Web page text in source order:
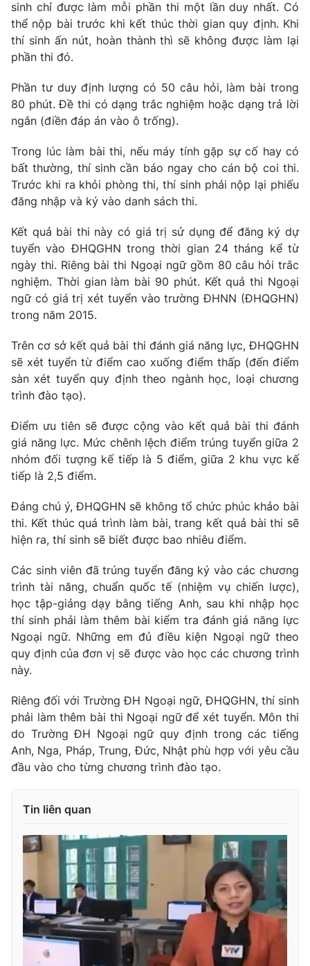
Liên hệ quảng cáo:024-7300.7108
thuận bằng văn bản. Ghi rõ nguồn VTV.vn khi phát hành lại
thông tin từ website này.
sinh chỉ được làm mỗi phần thi một lần duy nhất. Có
thể nộp bài trước khi kết thúc thời gian quy định. Khi
thí sinh ấn nút, hoàn thành thì sẽ không được làm lại
phần thi đó.
Phần tư duy định lượng có 50 câu hỏi, làm bài trong
80 phút. Đề thi có dạng trắc nghiệm hoặc dạng trả lời
ngắn (điền đáp án vào ô trống).
Trong lúc làm bài thi, nếu máy tính gặp sự cố hay có
bất thường, thí sinh cần báo ngay cho cán bộ coi thi.
Trước khi ra khỏi phòng thi, thí sinh phải nộp lại phiếu
đăng nhập và ký vào danh sách thi.
Kết quả bài thi này có giá trị sử dụng để đăng ký dự
tuyển vào ĐHQGHN trong thời gian 24 tháng kể từ
ngày thi. Riêng bài thi Ngoại ngữ gồm 80 câu hỏi trắc
nghiệm. Thời gian làm bài 90 phút. Kết quả thi Ngoại
ngữ có giá trị xét tuyển vào trường ĐHNN (ĐHQGHN)
trong năm 2015.
Trên cơ sở kết quả bài thi đánh giá năng lực, ĐHQGHN
sẽ xét tuyển từ điểm cao xuống điểm thấp (đến điểm
sàn xét tuyển quy định theo ngành học, loại chương
trình đào tạo).
Điểm ưu tiên sẽ được cộng vào kết quả bài thi đánh
giá năng lực. Mức chênh lệch điểm trúng tuyển giữa 2
nhóm đối tượng kế tiếp là 5 điểm, giữa 2 khu vực kế
tiếp là 2,5 điểm.
Đáng chú ý, ĐHQGHN sẽ không tổ chức phúc khảo bài
thi. Kết thúc quá trình làm bài, trang kết quả bài thi sẽ
hiện ra, thí sinh sẽ biết được bao nhiêu điểm.
Các sinh viên đã trúng tuyển đăng ký vào các chương
trình tài năng, chuẩn quốc tế (nhiệm vụ chiến lược),
học tập-giảng dạy bằng tiếng Anh, sau khi nhập học
thí sinh phải làm thêm bài kiểm tra đánh giá năng lực
Ngoại ngữ. Những em đủ điều kiện Ngoại ngữ theo
quy định của đơn vị sẽ được vào học các chương trình
này.
Riêng đối với Trường ĐH Ngoại ngữ, ĐHQGHN, thí sinh
phải làm thêm bài thi Ngoại ngữ để xét tuyển. Môn thi
do Trường ĐH Ngoại ngữ quy định trong các tiếng
Anh, Nga, Pháp, Trung, Đức, Nhật phù hợp với yêu cầu
đầu vào cho từng chương trình đào tạo.
Tin liên quan